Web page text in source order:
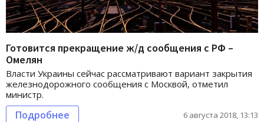
Готовится прекращение ж/д сообщения с РФ –
Омелян
Власти Украины сейчас рассматривают вариант закрытия
железнодорожного сообщения с Москвой, отметил
министр.
Подробнее 6 августа 2018, 13:13